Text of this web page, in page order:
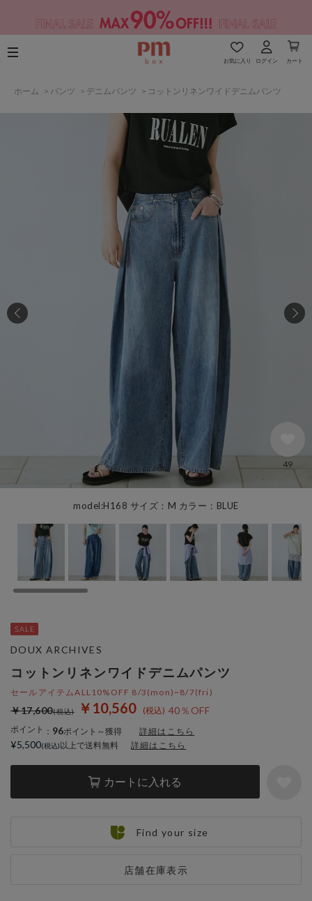
お気に入り ログイン カート
ホーム > パンツ > デニムパンツ > コットンリネンワイドデニムパンツ
model:H168 サイズ：M カラー：BLUE
49
コットンリネンワイドデニムパンツ
セールアイテムALL10%OFF 8/3(mon)~8/7(fri)
￥10,560 40％OFF
￥17,600
ポイント ： 96ポイント～獲得 詳細はこちら
カートに入れる
店舗在庫表示
DOUX ARCHIVES
¥5,500 以上で送料無料 詳細はこちら
Find your size